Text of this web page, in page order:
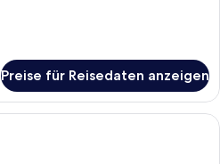
Preise für Reisedaten anzeigen